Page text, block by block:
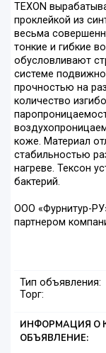
TEXON
проклейкой из
весьма
тонкие и гибкие
обусловливают
системе
прочностью на
количество
коже. Материал
стабильностью
нагреве. Тексон
бактерий.
ООО «Фурнитур-
партнером
Тип объявления:
Торг:
ИНФОРМАЦИЯ О
ОБЪЯВЛЕНИЕ: